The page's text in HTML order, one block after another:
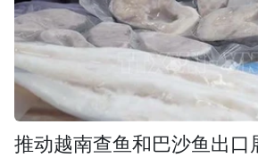
推动越南查鱼和巴沙鱼出口